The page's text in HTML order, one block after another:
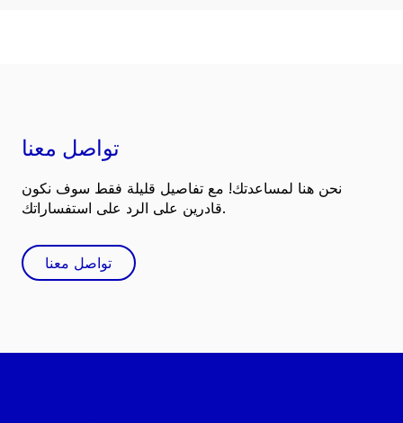
تواصل معنا
نحن هنا لمساعدتك! مع تفاصيل قليلة فقط سوف نكون
قادرين على الرد على استفساراتك.
تواصل معنا